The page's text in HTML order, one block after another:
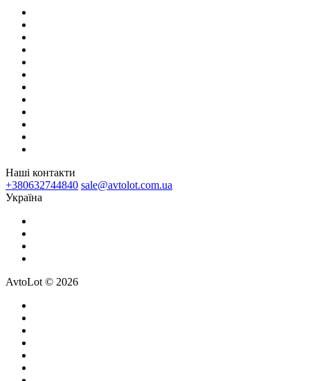
Наші контакти
+380632744840 sale@avtolot.com.ua
Українa
AvtoLot © 2026